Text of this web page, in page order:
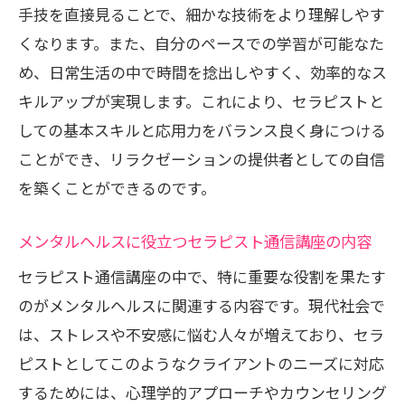
手技を直接見ることで、細かな技術をより理解しやす
くなります。また、自分のペースでの学習が可能なた
め、日常生活の中で時間を捻出しやすく、効率的なス
キルアップが実現します。これにより、セラピストと
しての基本スキルと応用力をバランス良く身につける
ことができ、リラクゼーションの提供者としての自信
を築くことができるのです。
メンタルヘルスに役立つセラピスト通信講座の内容
セラピスト通信講座の中で、特に重要な役割を果たす
のがメンタルヘルスに関連する内容です。現代社会で
は、ストレスや不安感に悩む人々が増えており、セラ
ピストとしてこのようなクライアントのニーズに対応
するためには、心理学的アプローチやカウンセリング